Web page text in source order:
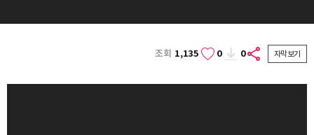
조회 1,135 0 0 자막보기